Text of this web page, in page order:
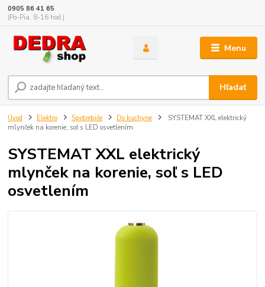
Menu
Hľadať
0905 86 41 65
(Po-Pia, 8-16 hod.)
Úvod Elektro Spotrebiče Do kuchyne
SYSTEMAT XXL elektrický
mlynček na korenie, soľ s LED osvetlením
SYSTEMAT XXL elektrický
mlynček na korenie, soľ s LED
osvetlením